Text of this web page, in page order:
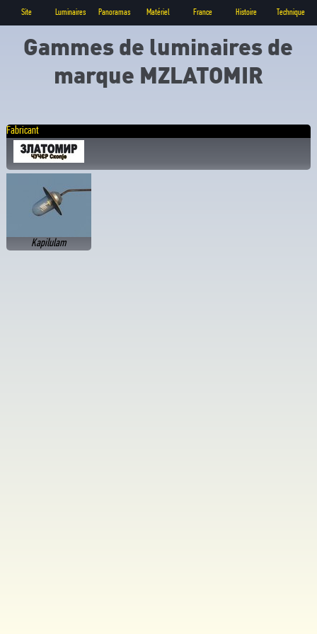
Site Luminaires Panoramas Matériel France Histoire Technique
Gammes de luminaires de
marque MZLATOMIR
Fabricant
Kapilulam